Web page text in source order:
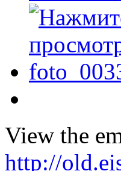
View the
http://